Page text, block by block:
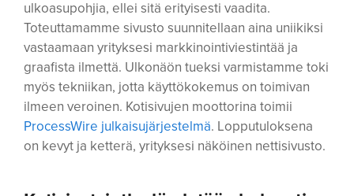
ulkoasupohjia, ellei sitä erityisesti vaadita.
Toteuttamamme sivusto suunnitellaan aina uniikiksi
vastaamaan yrityksesi markkinointiviestintää ja
graafista ilmettä. Ulkonäön tueksi varmistamme toki
myös tekniikan, jotta käyttökokemus on toimivan
ilmeen veroinen. Kotisivujen moottorina toimii
ProcessWire julkaisujärjestelmä. Lopputuloksena
on kevyt ja ketterä, yrityksesi näköinen nettisivusto.